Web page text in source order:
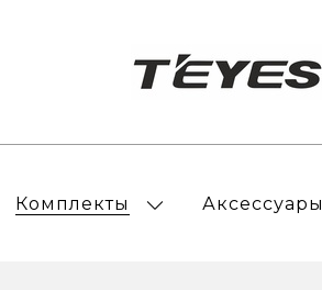
Комплекты Аксессуары